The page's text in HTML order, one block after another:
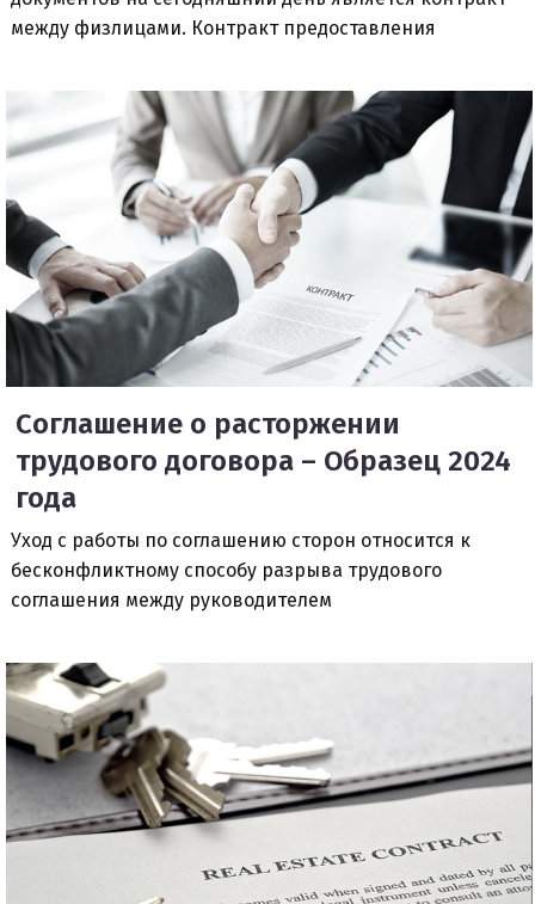
между физлицами. Контракт предоставления
Соглашение о расторжении
трудового договора – Образец 2024
года
Уход с работы по соглашению сторон относится к
бесконфликтному способу разрыва трудового
соглашения между руководителем